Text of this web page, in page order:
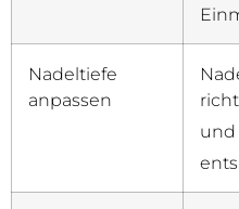
Nadeltiefe
anpassen
und